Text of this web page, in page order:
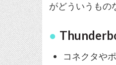
がどういうもの
コネクタや